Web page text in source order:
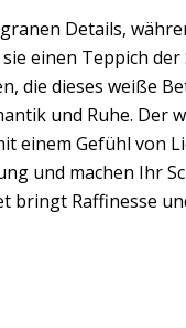
Details,
einen Teppich
die dieses weiße
und Ruhe. Der
einem Gefühl von
und machen Ihr
bringt Raffinesse